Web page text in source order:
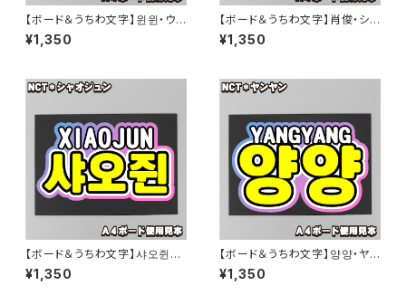
【ボード＆うちわ文字】윈윈・ウィ
ンウィン③WINWIN 即納 【NC
T】
¥1,350
【ボード＆うちわ文字】肖俊・シャ
オジュン⑤XIAOJUN 即納 【N
CT】
¥1,350
【ボード＆うちわ文字】샤오쥔・
シャオジュン④XIAOJUN 即納
【NCT】
¥1,350
【ボード＆うちわ文字】양양・ヤン
ヤン扬扬① 即納 【NCT】
¥1,350